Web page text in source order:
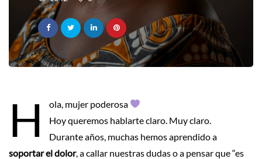
H
ola, mujer poderosa
Hoy queremos hablarte claro. Muy claro.
Durante años, muchas hemos aprendido a
soportar el dolor, a callar nuestras dudas o a pensar que “es